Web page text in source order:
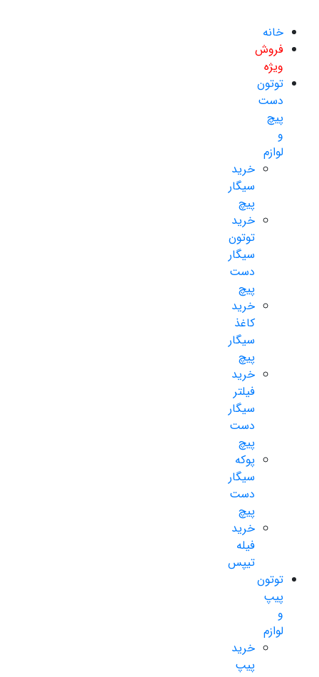
خانه
فروش
ویژه
توتون
دست
پیچ
و
لوازم
خرید
سیگار
پیچ
خرید
توتون
سیگار
دست
پیچ
خرید
کاغذ
سیگار
پیچ
خرید
فیلتر
سیگار
دست
پیچ
پوکه
سیگار
دست
پیچ
خرید
فیله
تیپس
توتون
پیپ
و
لوازم
خرید
پیپ